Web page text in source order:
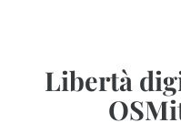
Libertà